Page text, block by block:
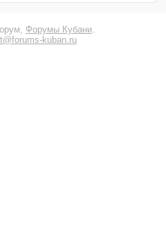
Форумы Кубани.
kuban.ru